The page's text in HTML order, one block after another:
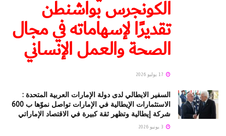
الكونجرس بواشنطن
تقديرًا لإسهاماته في مجال
الصحة والعمل الإنساني
السفير الايطالي لدى دولة الإمارات العربية المتحدة :
الاستثمارات الإيطالية في الإمارات تواصل نموّها ب 600
شركة إيطالية وتظهر ثقة كبيرة في الاقتصاد الإماراتي